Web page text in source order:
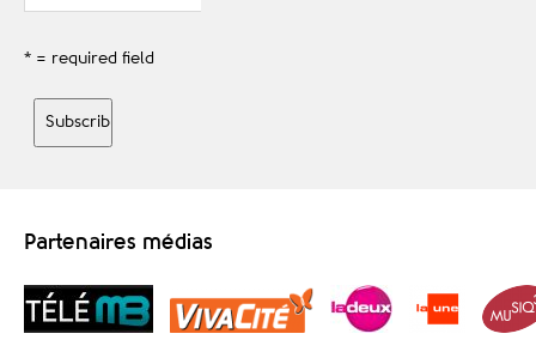
* = required field
Partenaires médias